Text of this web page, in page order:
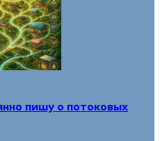
пишу о потоковых